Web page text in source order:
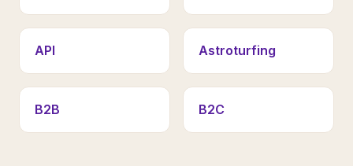
API Astroturfing
B2B B2C